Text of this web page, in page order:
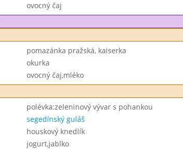
ovocný čaj
pomazánka pražská, kaiserka
okurka
ovocný čaj,mléko
polévka:zeleninový vývar s pohankou
segedínský guláš
houskový knedlík
jogurt,jablko